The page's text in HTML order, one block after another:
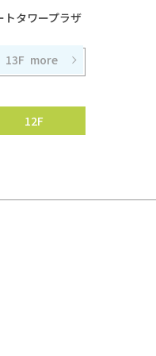
トタワープラザ
13F
12F